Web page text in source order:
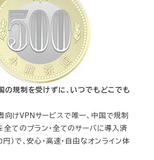
規制を受けずに、いつでもどこでも
向けVPNサービスで唯一、中国で規制
てのプラン・全てのサーバに導入済
円）で、安心・高速・自由なオンライン体